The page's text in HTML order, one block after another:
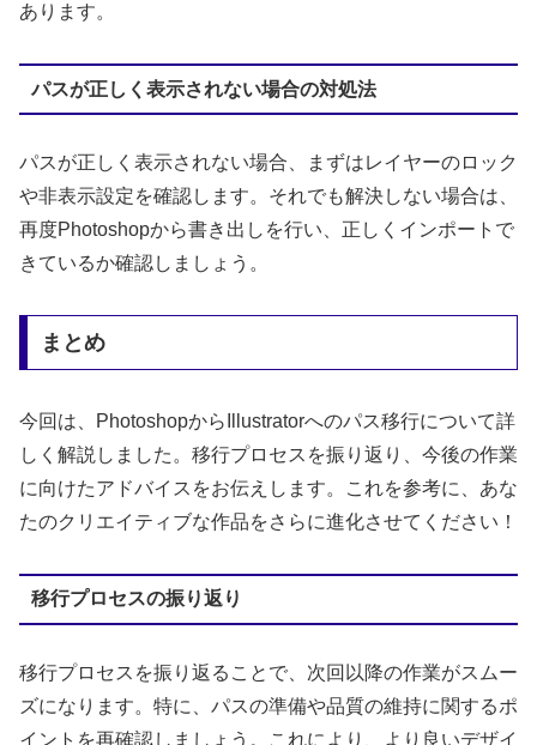
あります。
パスが正しく表示されない場合の対処法
パスが正しく表示されない場合、まずはレイヤーのロック
や非表示設定を確認します。それでも解決しない場合は、
再度Photoshopから書き出しを行い、正しくインポートで
きているか確認しましょう。
まとめ
今回は、PhotoshopからIllustratorへのパス移行について詳
しく解説しました。移行プロセスを振り返り、今後の作業
に向けたアドバイスをお伝えします。これを参考に、あな
たのクリエイティブな作品をさらに進化させてください！
移行プロセスの振り返り
移行プロセスを振り返ることで、次回以降の作業がスムー
ズになります。特に、パスの準備や品質の維持に関するポ
イントを再確認しましょう。これにより、より良いデザイ